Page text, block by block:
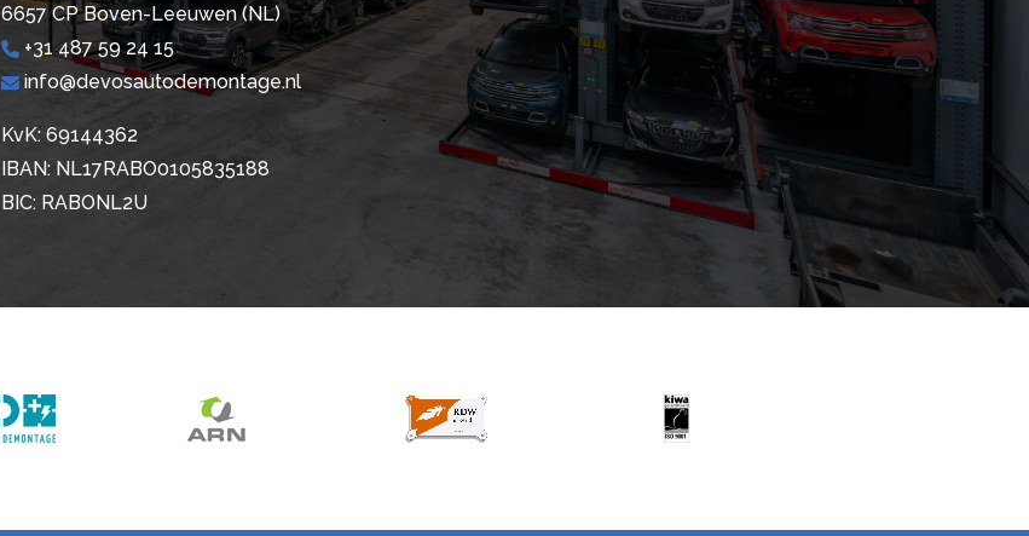
6657 CP Boven-Leeuwen (NL)
+31 487 59 24 15
info@devosautodemontage.nl
KvK: 69144362
IBAN: NL17RABO0105835188
BIC: RABONL2U